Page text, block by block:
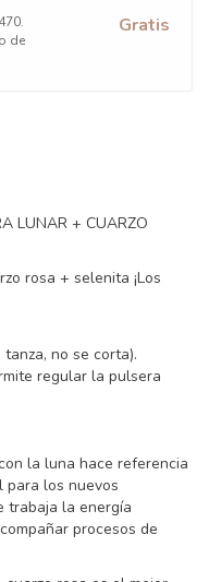
de
Gratis
LUNAR + CUARZO
rosa + selenita ¡Los
no se corta).
regular la pulsera
la luna hace referencia
para los nuevos
trabaja la energía
procesos de